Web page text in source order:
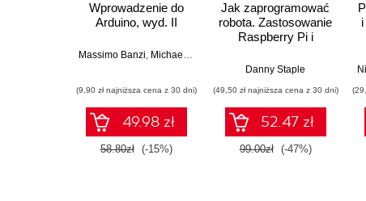
Wprowadzenie do
Arduino, wyd. II
Massimo Banzi, Michael Shiloh
(9,90 zł najniższa cena z 30 dni)
49.98 zł
58.80zł (-15%)
Jak zaprogramować
robota. Zastosowanie
Raspberry Pi i
autonomicznych
Danny Staple
(49,50 zł najniższa cena z 30 dni)
52.47 zł
99.00zł (-47%)